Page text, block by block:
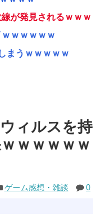
が発見されるｗｗｗ
ｗｗｗｗｗ
まうｗｗｗｗｗ
ィルスを持
ｗｗｗｗｗ
ゲーム感想・雑談 0